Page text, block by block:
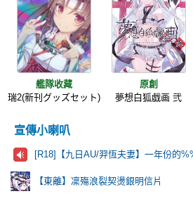
艦隊收藏
瑞2(新刊グッズセット)
原創
夢想白狐戯画 弐
宣傳小喇叭
[R18]【九日AU/羿恆夫妻】一年份的
【東離】凜殤浪裂契燙銀明信片